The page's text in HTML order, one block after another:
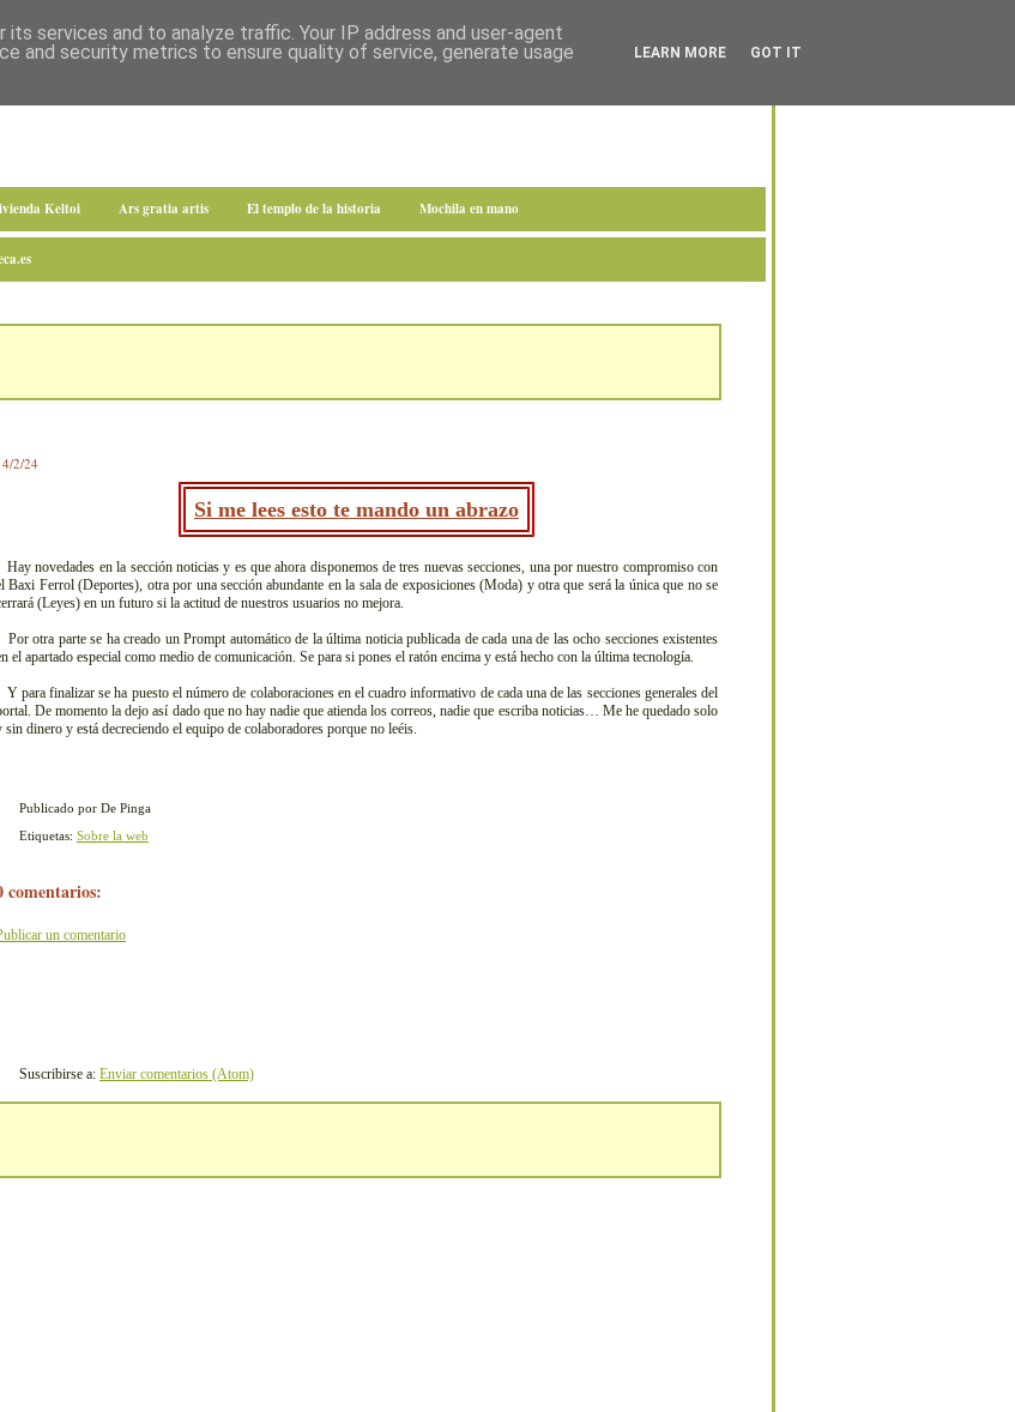
Keltoi Ars gratia artis El templo de la historia Mochila en mano
2/24
Si me lees esto te mando un abrazo
Hay novedades en la sección noticias y es que ahora disponemos de tres nuevas secciones, una por nuestro compromiso con
Baxi Ferrol (Deportes), otra por una sección abundante en la sala de exposiciones (Moda) y otra que será la única que no se
(Leyes) en un futuro si la actitud de nuestros usuarios no mejora.
Por otra parte se ha creado un Prompt automático de la última noticia publicada de cada una de las ocho secciones existentes
el apartado especial como medio de comunicación. Se para si pones el ratón encima y está hecho con la última tecnología.
Y para finalizar se ha puesto el número de colaboraciones en el cuadro informativo de cada una de las secciones generales del
De momento la dejo así dado que no hay nadie que atienda los correos, nadie que escriba noticias… Me he quedado solo
sin dinero y está decreciendo el equipo de colaboradores porque no leéis.
Publicado por De Pinga
Etiquetas: Sobre la web
comentarios:
un comentario
Suscribirse a: Enviar comentarios (Atom)
services and to analyze traffic. Your IP address and user-agent
and security metrics to ensure quality of service, generate usage
LEARN MORE GOT IT